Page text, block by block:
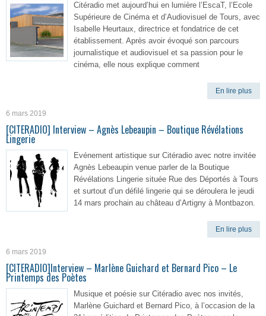
Citéradio met aujourd’hui en lumière l’EscaT, l’Ecole
Supérieure de Cinéma et d’Audiovisuel de Tours, avec
Isabelle Heurtaux, directrice et fondatrice de cet
établissement. Après avoir évoqué son parcours
journalistique et audiovisuel et sa passion pour le
cinéma, elle nous explique comment
En lire plus
6 mars 2019
[CITERADIO] Interview – Agnès Lebeaupin – Boutique Révélations
Lingerie
Evénement artistique sur Citéradio avec notre invitée
Agnès Lebeaupin venue parler de la Boutique
Révélations Lingerie située Rue des Déportés à Tours
et surtout d’un défilé lingerie qui se déroulera le jeudi
14 mars prochain au château d’Artigny à Montbazon.
En lire plus
6 mars 2019
[CITERADIO]Interview – Marlène Guichard et Bernard Pico – Le
Printemps des Poètes
Musique et poésie sur Citéradio avec nos invités,
Marlène Guichard et Bernard Pico, à l’occasion de la